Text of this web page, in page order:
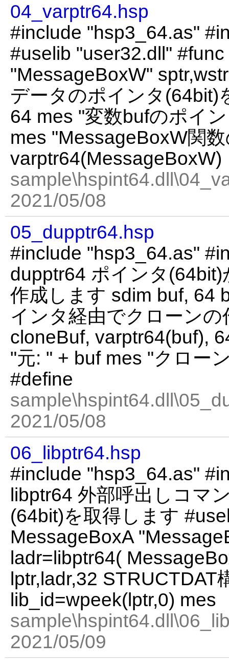
04_varptr64.hsp
#include "hsp3_64.as"
#uselib "user32.dll"
"MessageBoxW"
データのポインタ(64bit)
64 mes "変数bufのポイ
mes "MessageBoxW関
varptr64(MessageBoxW)
2021/05/08
05_dupptr64.hsp
#include "hsp3_64.as"
dupptr64 ポインタ
作成します sdim buf, 64
インタ経由でクローンの
cloneBuf, varptr64(buf),
"元: " + buf mes "クロー
#define
2021/05/08
06_libptr64.hsp
#include "hsp3_64.as"
libptr64 外部呼出しコマ
(64bit)を取得します
MessageBoxA
ladr=libptr64(
lptr,ladr,32 STRUCTDAT
lib_id=wpeek(lptr,0) mes
2021/05/09